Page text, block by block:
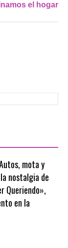
el hogar
mota y
nostalgia de
Queriendo»,
en la